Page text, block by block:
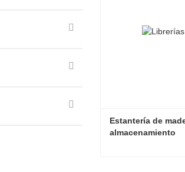
Estantería de
almacenamiento